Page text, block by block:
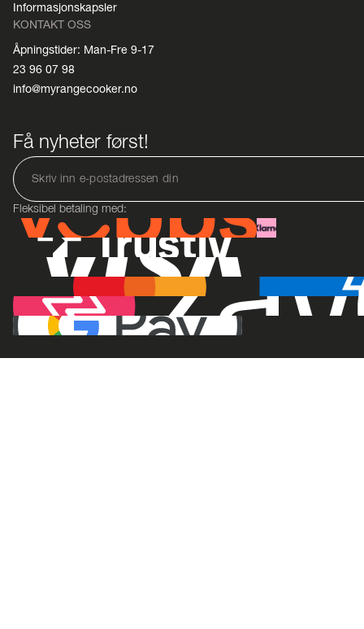
Informasjonskapsler
KONTAKT OSS
Åpningstider: Man-Fre 9-17
23 96 07 98
info@myrangecooker.no
Få nyheter først!
Fleksibel betaling med: